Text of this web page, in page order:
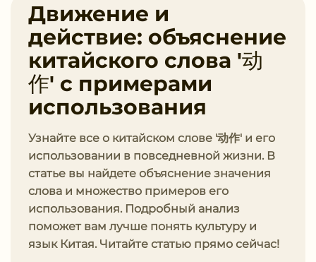
Движение и
действие: объяснение
китайского слова '动
作' с примерами
использования
Узнайте все о китайском слове '动作' и его
использовании в повседневной жизни. В
статье вы найдете объяснение значения
слова и множество примеров его
использования. Подробный анализ
поможет вам лучше понять культуру и
язык Китая. Читайте статью прямо сейчас!